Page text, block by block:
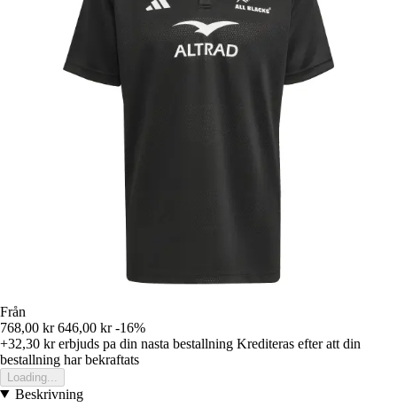
Från
768,00 kr 646,00 kr -16%
+32,30 krerbjuds pa din nasta bestallning Krediteras efter att din
bestallning har bekraftats
Loading...
Beskrivning